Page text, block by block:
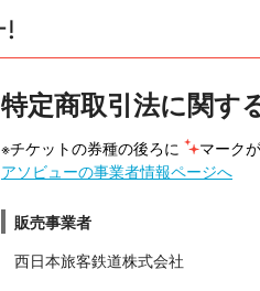
特定商取引法に関す
※チケットの券種の後ろに
マーク
アソビューの事業者情報ページへ
販売事業者
西日本旅客鉄道株式会社